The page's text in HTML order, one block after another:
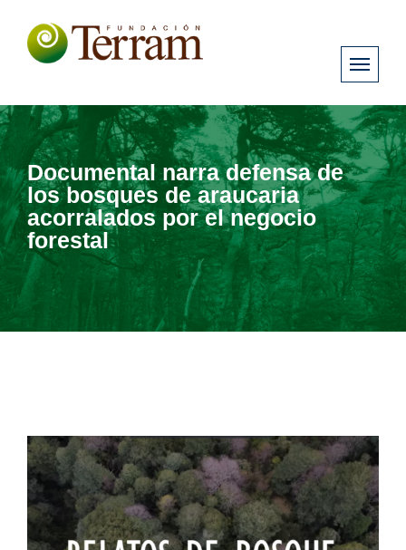
Documental narra defensa de
los bosques de araucaria
acorralados por el negocio
forestal